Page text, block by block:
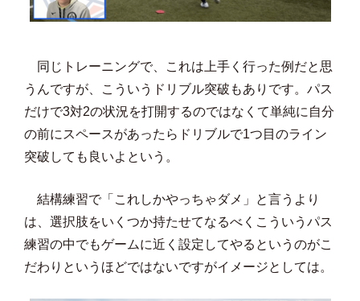
同じトレーニングで、これは上手く行った例だと思
うんですが、こういうドリブル突破もありです。パス
だけで3対2の状況を打開するのではなくて単純に自分
の前にスペースがあったらドリブルで1つ目のライン
突破しても良いよという。
結構練習で「これしかやっちゃダメ」と言うより
は、選択肢をいくつか持たせてなるべくこういうパス
練習の中でもゲームに近く設定してやるというのがこ
だわりというほどではないですがイメージとしては。